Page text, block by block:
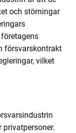
och störningar
försvarskontrakt
vilket